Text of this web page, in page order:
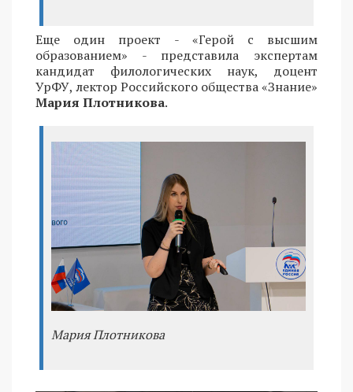
Еще один проект - «Герой с высшим
образованием» - представила экспертам
кандидат филологических наук, доцент
УрФУ, лектор Российского общества «Знание»
Мария Плотникова.
Мария Плотникова